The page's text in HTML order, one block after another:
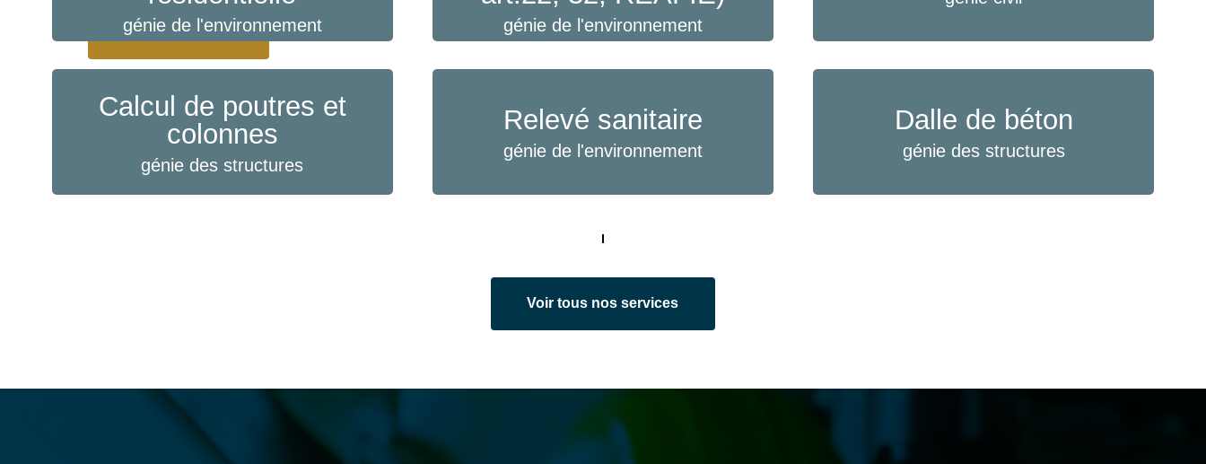
Contactez-nous
génie de l'environnement génie de l'environnement
Calcul de poutres et
colonnes
génie des structures
Relevé sanitaire
génie de l'environnement
Dalle de béton
génie des structures
Voir tous nos services